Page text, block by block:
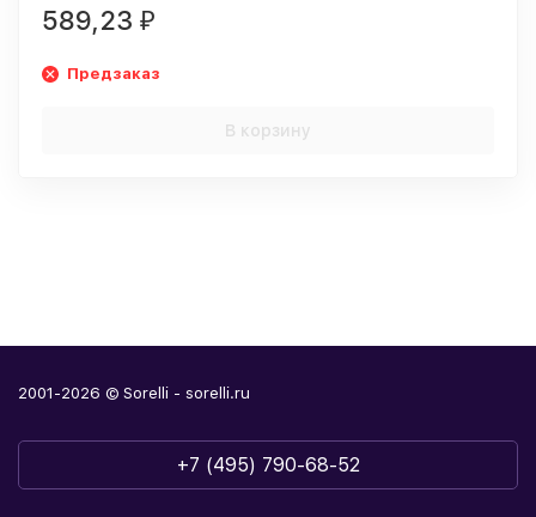
589,23 ₽
Предзаказ
В корзину
2001-2026 © Sorelli - sorelli.ru
+7 (495) 790-68-52